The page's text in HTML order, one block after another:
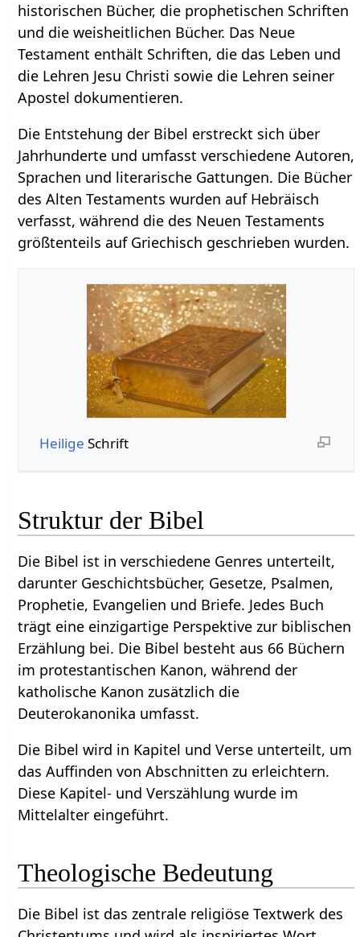
historischen Bücher, die prophetischen Schriften
und die weisheitlichen Bücher. Das Neue
Testament enthält Schriften, die das Leben und
die Lehren Jesu Christi sowie die Lehren seiner
Apostel dokumentieren.
Die Entstehung der Bibel erstreckt sich über
Jahrhunderte und umfasst verschiedene Autoren,
Sprachen und literarische Gattungen. Die Bücher
des Alten Testaments wurden auf Hebräisch
verfasst, während die des Neuen Testaments
größtenteils auf Griechisch geschrieben wurden.
Heilige Schrift
Struktur der Bibel
Die Bibel ist in verschiedene Genres unterteilt,
darunter Geschichtsbücher, Gesetze, Psalmen,
Prophetie, Evangelien und Briefe. Jedes Buch
trägt eine einzigartige Perspektive zur biblischen
Erzählung bei. Die Bibel besteht aus 66 Büchern
im protestantischen Kanon, während der
katholische Kanon zusätzlich die
Deuterokanonika umfasst.
Die Bibel wird in Kapitel und Verse unterteilt, um
das Auffinden von Abschnitten zu erleichtern.
Diese Kapitel- und Verszählung wurde im
Mittelalter eingeführt.
Theologische Bedeutung
Die Bibel ist das zentrale religiöse Textwerk des